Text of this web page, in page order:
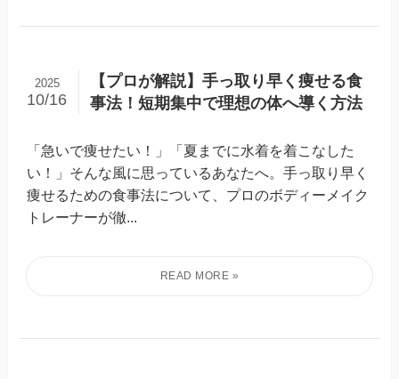
【プロが解説】手っ取り早く痩せる食
事法！短期集中で理想の体へ導く方法
2025
10/16
「急いで痩せたい！」「夏までに水着を着こなした
い！」そんな風に思っているあなたへ。手っ取り早く
痩せるための食事法について、プロのボディーメイク
トレーナーが徹...